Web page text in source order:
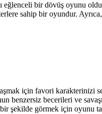
bir dövüş oyunu
sahip bir oyundur.
için favori karakterinizi
benzersiz becerileri ve
şekilde görmek için oyunu